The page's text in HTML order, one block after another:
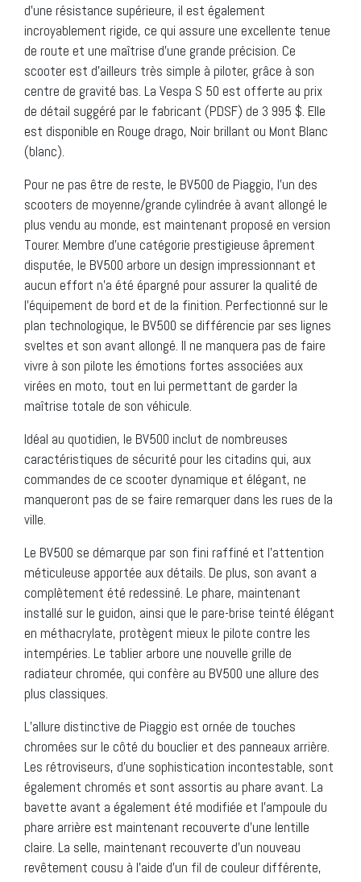
d’une résistance supérieure, il est également
incroyablement rigide, ce qui assure une excellente tenue
de route et une maîtrise d’une grande précision. Ce
scooter est d’ailleurs très simple à piloter, grâce à son
centre de gravité bas. La Vespa S 50 est offerte au prix
de détail suggéré par le fabricant (PDSF) de 3 995 $. Elle
est disponible en Rouge drago, Noir brillant ou Mont Blanc
(blanc).
Pour ne pas être de reste, le BV500 de Piaggio, l’un des
scooters de moyenne/grande cylindrée à avant allongé le
plus vendu au monde, est maintenant proposé en version
Tourer. Membre d’une catégorie prestigieuse âprement
disputée, le BV500 arbore un design impressionnant et
aucun effort n’a été épargné pour assurer la qualité de
l’équipement de bord et de la finition. Perfectionné sur le
plan technologique, le BV500 se différencie par ses lignes
sveltes et son avant allongé. Il ne manquera pas de faire
vivre à son pilote les émotions fortes associées aux
virées en moto, tout en lui permettant de garder la
maîtrise totale de son véhicule.
Idéal au quotidien, le BV500 inclut de nombreuses
caractéristiques de sécurité pour les citadins qui, aux
commandes de ce scooter dynamique et élégant, ne
manqueront pas de se faire remarquer dans les rues de la
ville.
Le BV500 se démarque par son fini raffiné et l’attention
méticuleuse apportée aux détails. De plus, son avant a
complètement été redessiné. Le phare, maintenant
installé sur le guidon, ainsi que le pare-brise teinté élégant
en méthacrylate, protègent mieux le pilote contre les
intempéries. Le tablier arbore une nouvelle grille de
radiateur chromée, qui confère au BV500 une allure des
plus classiques.
L’allure distinctive de Piaggio est ornée de touches
chromées sur le côté du bouclier et des panneaux arrière.
Les rétroviseurs, d’une sophistication incontestable, sont
également chromés et sont assortis au phare avant. La
bavette avant a également été modifiée et l’ampoule du
phare arrière est maintenant recouverte d’une lentille
claire. La selle, maintenant recouverte d’un nouveau
revêtement cousu à l’aide d’un fil de couleur différente,